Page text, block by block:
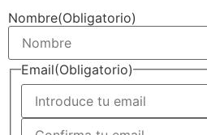
Nombre(Obligatorio)
Email(Obligatorio)